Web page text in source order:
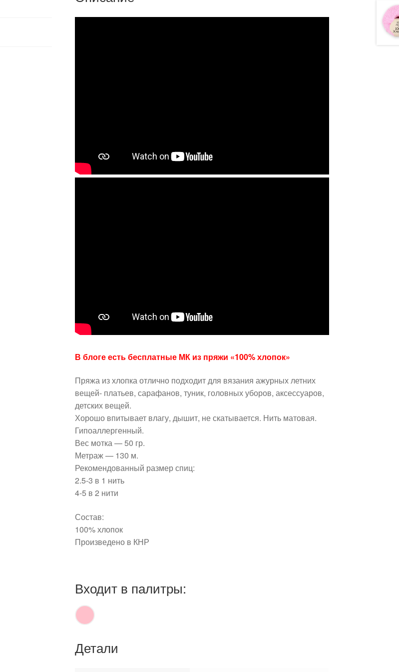
В блоге есть бесплатные МК из пряжи «100% хлопок»
Пряжа из хлопка отлично подходит для вязания ажурных летних
вещей- платьев, сарафанов, туник, головных уборов, аксессуаров,
детских вещей.
Хорошо впитывает влагу, дышит, не скатывается. Нить матовая.
Гипоаллергенный.
Вес мотка — 50 гр.
Метраж — 130 м.
Рекомендованный размер спиц:
2.5-3 в 1 нить
4-5 в 2 нити
Состав:
100% хлопок
Произведено в КНР
Входит в палитры:
Детали